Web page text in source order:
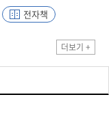
전자책
더보기